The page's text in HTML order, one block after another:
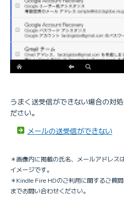
うまく送受信ができない場合の対
ださい。
メールの送受信ができない
＊画像内に掲載の氏名、メールアドレス
イメージです。
＊Kindle Fire HDのご利用に関するご質
までお問い合わせください。